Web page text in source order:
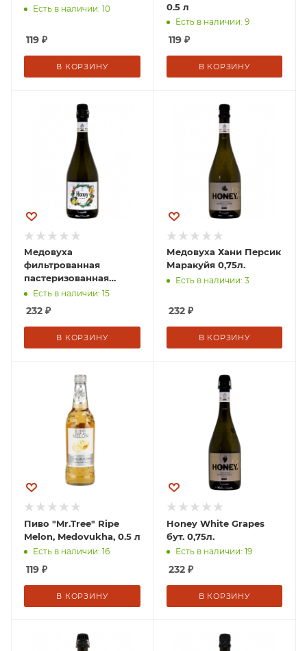
Есть в наличии: 10
119 ₽
В КОРЗИНУ
0.5 л
Есть в наличии: 9
119₽
В КОРЗИНУ
Медовуха
фильтрованная
пастеризованная
"ХАНИ" Медовая
груша" 0,75 л стекло
5,5% Россия
Есть в наличии: 15
232 ₽
В КОРЗИНУ
Медовуха Хани Персик
Маракуйя 0,75л.
Есть в наличии: 3
232₽
В КОРЗИНУ
Пиво "Mr.Tree" Ripe
Melon, Medovukha, 0.5 л
Есть в наличии: 16
119 ₽
В КОРЗИНУ
Honey White Grapes
бут. 0,75л.
Есть в наличии: 19
232₽
В КОРЗИНУ